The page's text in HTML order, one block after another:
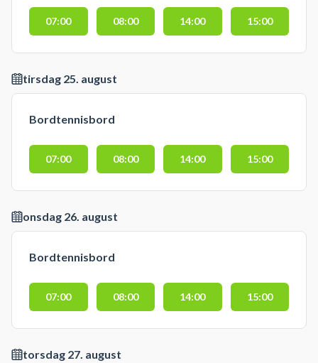
07:00 08:00 14:00 15:00
tirsdag 25. august
Bordtennisbord
07:00 08:00 14:00 15:00
onsdag 26. august
Bordtennisbord
07:00 08:00 14:00 15:00
torsdag 27. august